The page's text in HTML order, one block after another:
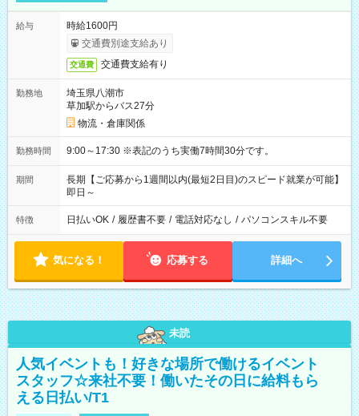
給与
時給1600円
交通費別途支給あり
交通費 交通費支給有り
勤務地
埼玉県八潮市
草加駅からバス27分
物流・倉庫関係
勤務時間 9:00～17:30 ※表記のうち実働7時間30分です。
期間
長期【ご応募から1週間以内(最短2日目)のスピード就業が可能】
即日～
特徴 日払いOK / 履歴書不要 / 電話対応なし / パソコンスキル不要
気になる！ 応募する 詳細へ
未読
人気イベントも！好きな場所で働けるイベント
スタッフ☆来社不要！働いたその日に給料もら
える日払い/T1